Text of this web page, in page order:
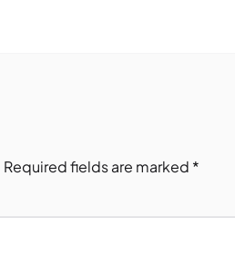
Required fields are marked *